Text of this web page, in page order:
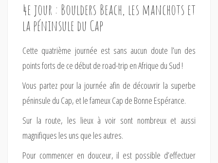
4e jour : Boulders Beach, les manchots et
la péninsule du Cap
Cette quatrième journée est sans aucun doute l’un des
points forts de ce début de road-trip en Afrique du Sud !
Vous partez pour la journée afin de découvrir la superbe
péninsule du Cap, et le fameux Cap de Bonne Espérance.
Sur la route, les lieux à voir sont nombreux et aussi
magnifiques les uns que les autres.
Pour commencer en douceur, il est possible d’effectuer